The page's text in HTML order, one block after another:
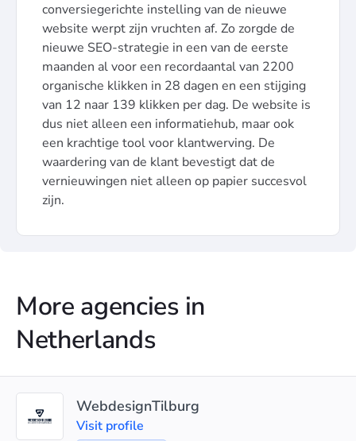
conversiegerichte instelling van de nieuwe
website werpt zijn vruchten af. Zo zorgde de
nieuwe SEO-strategie in een van de eerste
maanden al voor een recordaantal van 2200
organische klikken in 28 dagen en een stijging
van 12 naar 139 klikken per dag. De website is
dus niet alleen een informatiehub, maar ook
een krachtige tool voor klantwerving. De
waardering van de klant bevestigt dat de
vernieuwingen niet alleen op papier succesvol
zijn.
More agencies in
Netherlands
WebdesignTilburg
Visit profile